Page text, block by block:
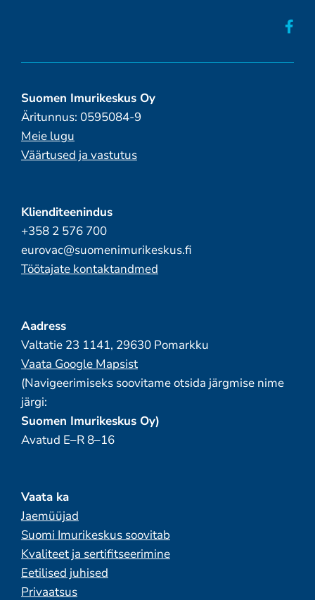
Suomen Imurikeskus Oy
Äritunnus: 0595084-9
Meie lugu
Väärtused ja vastutus
Klienditeenindus
+358 2 576 700
eurovac@suomenimurikeskus.fi
Töötajate kontaktandmed
Aadress
Valtatie 23 1141, 29630 Pomarkku
Vaata Google Mapsist
(Navigeerimiseks soovitame otsida järgmise nime
järgi:
Suomen Imurikeskus Oy)
Avatud E–R 8–16
Vaata ka
Jaemüüjad
Suomi Imurikeskus soovitab
Kvaliteet ja sertifitseerimine
Eetilised juhised
Privaatsus